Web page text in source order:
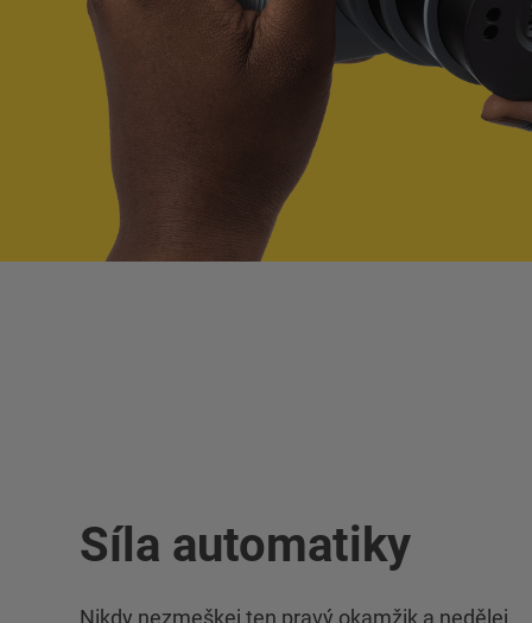
Síla automatiky
Nikdy nezmeškej ten pravý okamžik a nedělej